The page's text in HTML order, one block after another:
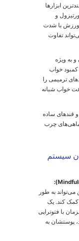
افراد به
رشد
و
تلوژن (فاز استراحت). در حالت عادی، حدود ۸۵-۹۰٪ موها
طور
(تلوژن)
رویداد
برای حدود ۲ تا ۳ ماه در فاز
برای
طور
که